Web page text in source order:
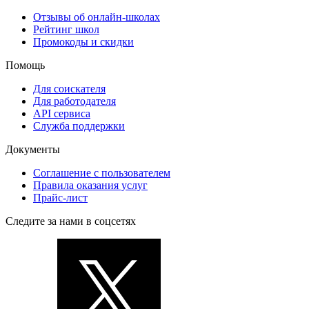
Отзывы об онлайн-школах
Рейтинг школ
Промокоды и скидки
Помощь
Для соискателя
Для работодателя
API сервиса
Служба поддержки
Документы
Соглашение с пользователем
Правила оказания услуг
Прайс-лист
Следите за нами в соцсетях